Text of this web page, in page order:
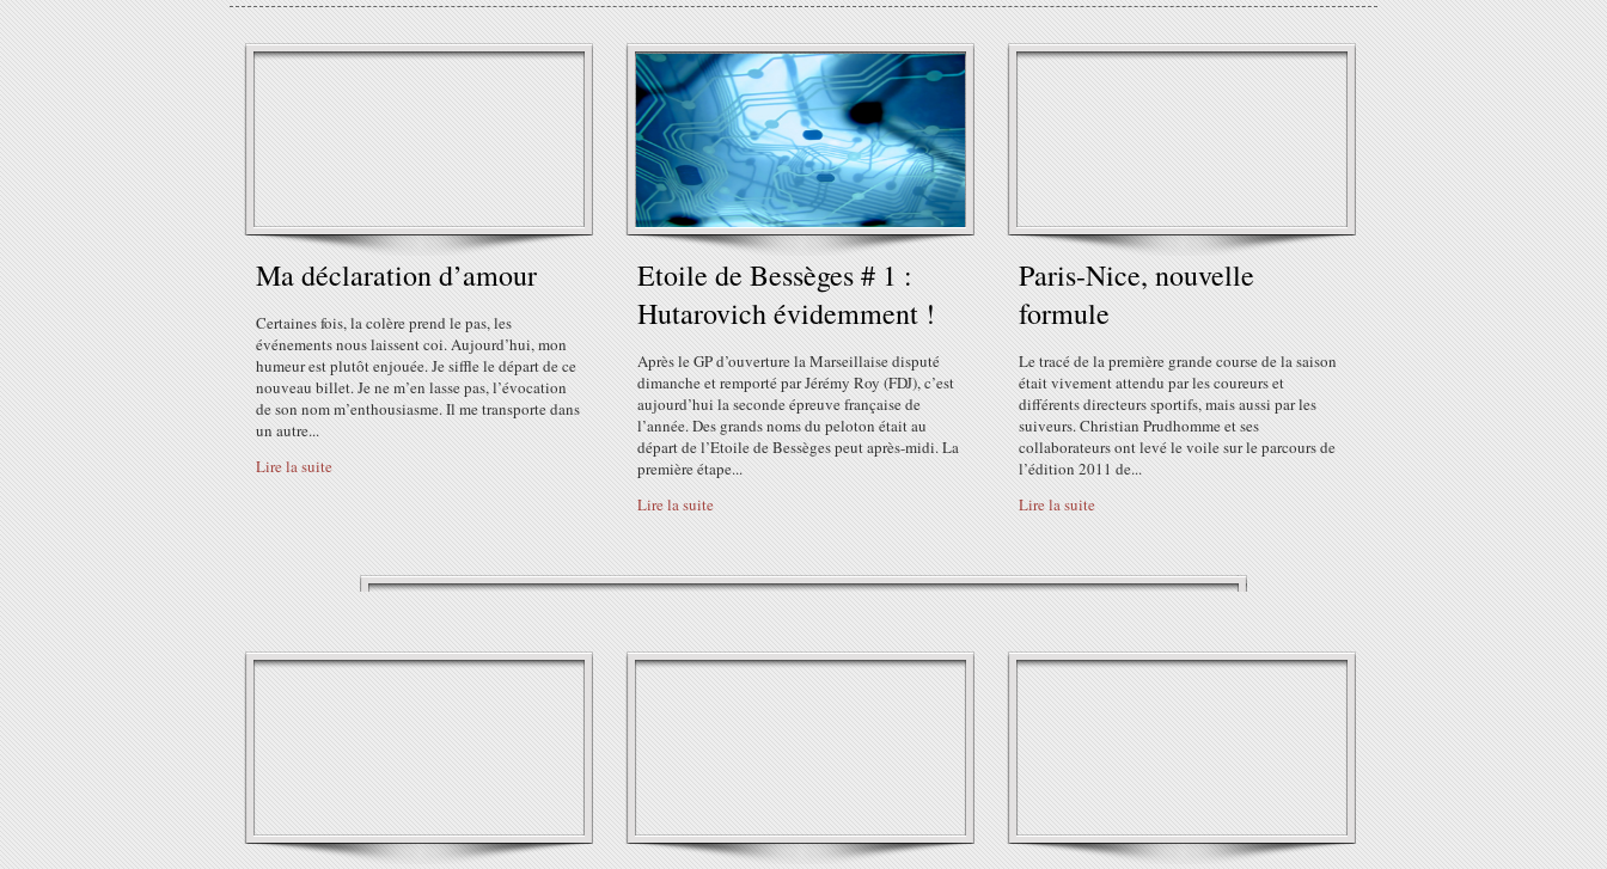
Ma déclaration d’amour
Certaines fois, la colère prend le pas, les
événements nous laissent coi. Aujourd’hui, mon
humeur est plutôt enjouée. Je siffle le départ de ce
nouveau billet. Je ne m’en lasse pas, l’évocation
de son nom m’enthousiasme. Il me transporte dans
un autre...
Lire la suite
Etoile de Bessèges # 1 :
Hutarovich évidemment !
Après le GP d’ouverture la Marseillaise disputé
dimanche et remporté par Jérémy Roy (FDJ), c’est
aujourd’hui la seconde épreuve française de
l’année. Des grands noms du peloton était au
départ de l’Etoile de Bessèges peut après-midi. La
première étape...
Lire la suite
Paris-Nice, nouvelle
formule
Le tracé de la première grande course de la saison
était vivement attendu par les coureurs et
différents directeurs sportifs, mais aussi par les
suiveurs. Christian Prudhomme et ses
collaborateurs ont levé le voile sur le parcours de
l’édition 2011 de...
Lire la suite